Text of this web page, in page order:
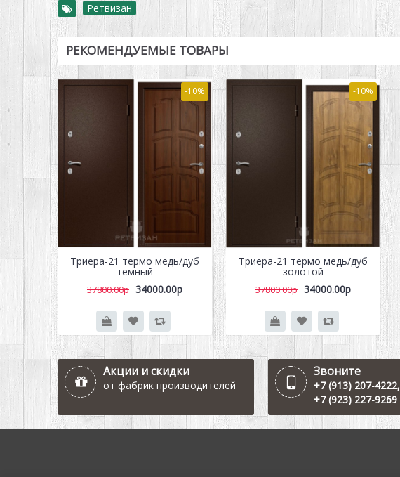
Ретвизан
РЕКОМЕНДУЕМЫЕ ТОВАРЫ
-10%
Триера-21 термо медь/дуб
темный
37800.00р 34000.00р
-10%
Триера-21 термо медь/дуб
золотой
37800.00р 34000.00р
Акции и скидки
от фабрик производителей
Звоните
+7 (913) 207-4222,
+7 (923) 227-9269